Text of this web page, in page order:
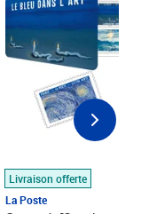
Livraison offerte
La Poste